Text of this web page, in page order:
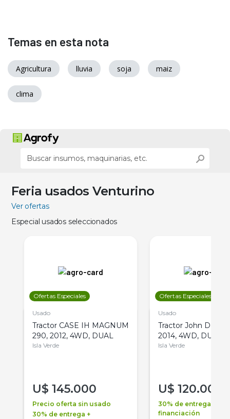
Temas en esta nota
Agricultura lluvia soja maiz
clima
Feria usados Venturino
Ver ofertas
Especial usados seleccionados
Ofertas Especiales
Usado
Tractor CASE IH MAGNUM
290, 2012, 4WD, DUAL
Isla Verde
U$ 145.000
Precio oferta sin usado
30% de entrega +
Ofertas Especiales
Usado
Tractor John Deere
2014, 4WD, DUAL
Isla Verde
U$ 120.000
30% de entrega +
financiación